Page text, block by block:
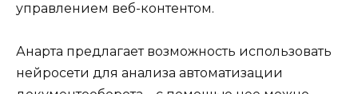
управлением веб-контентом.
Анарта предлагает возможность использовать
нейросети для анализа автоматизации